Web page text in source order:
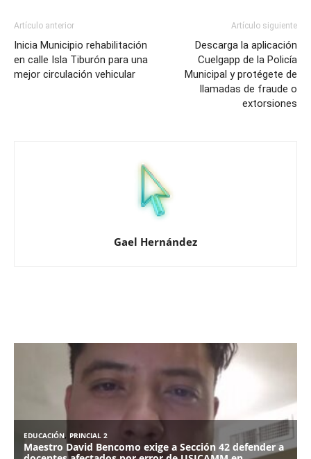
Artículo anterior
Inicia Municipio rehabilitación
en calle Isla Tiburón para una
mejor circulación vehicular
Artículo siguiente
Descarga la aplicación
Cuelgapp de la Policía
Municipal y protégete de
llamadas de fraude o
extorsiones
Gael Hernández